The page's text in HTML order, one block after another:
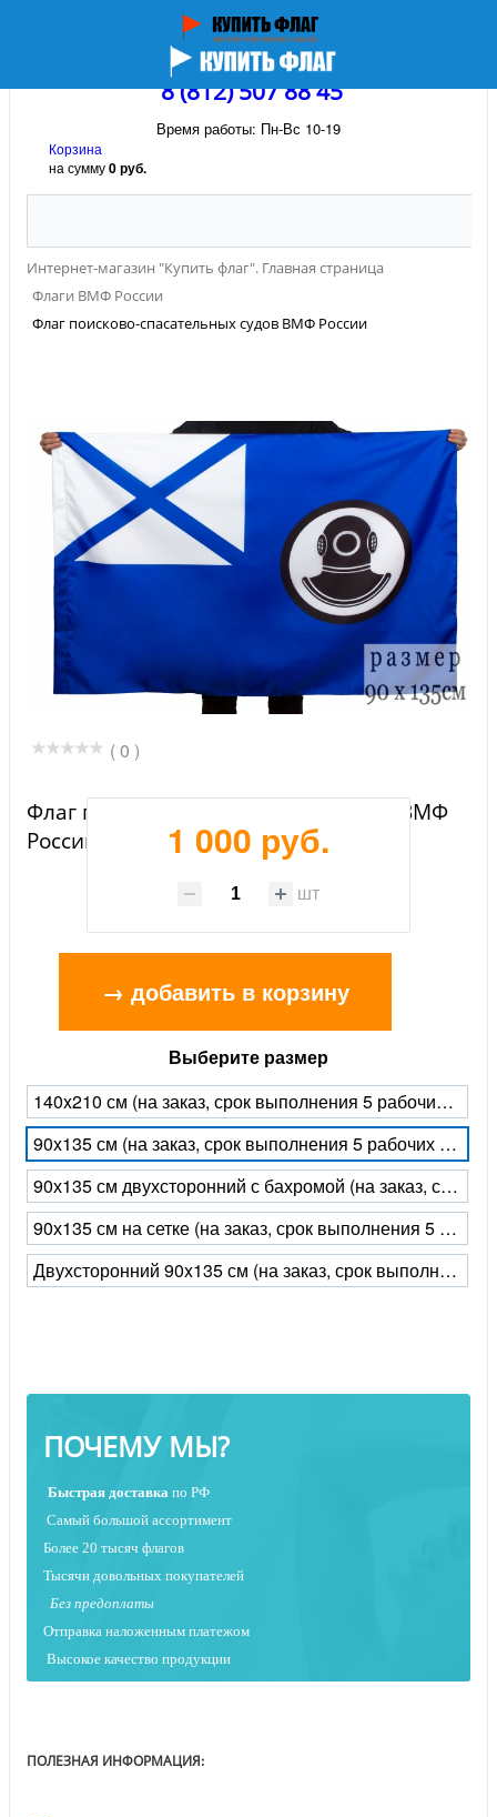
8 (812) 507 88 45
Время работы: Пн-Вс 10-19
Корзина
на сумму0 руб.
Интернет-магазин "Купить флаг". Главная страница
Флаги ВМФ России
Флаг поисково-спасательных судов ВМФ России
( 0 )
Флаг поисково-спасательных судов ВМФ
России
1 000 руб.
шт
→ добавить в корзину
Выберите размер
140x210 см (на заказ, срок выполнения 5 рабочих дней)
90x135 см (на заказ, срок выполнения 5 рабочих дней)
90х135 см двухсторонний с бахромой (на заказ, срок выполнения 5 рабочих дней)
90х135 см на сетке (на заказ, срок выполнения 5 рабочих дней)
Двухсторонний 90x135 см (на заказ, срок выполнения 5 рабочих дней)
ПОЧЕМУ МЫ?
Быстрая доставка по РФ
Самый большой ассортимент
Более 20 тысяч флагов
Тысячи довольных покупателей
Без предоплаты
Отправка наложенным платежом
Высокое качество продукции
ПОЛЕЗНАЯ ИНФОРМАЦИЯ: